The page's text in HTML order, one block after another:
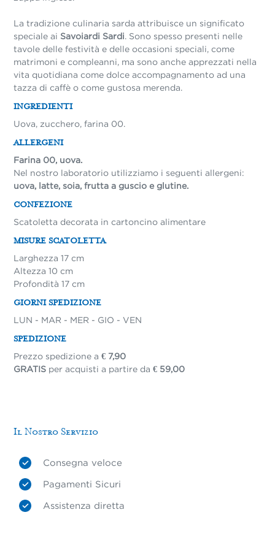
La tradizione culinaria sarda attribuisce un significato
speciale ai Savoiardi Sardi. Sono spesso presenti nelle
tavole delle festività e delle occasioni speciali, come
matrimoni e compleanni, ma sono anche apprezzati nella
vita quotidiana come dolce accompagnamento ad una
tazza di caffè o come gustosa merenda.
INGREDIENTI
Uova, zucchero, farina 00.
ALLERGENI
Farina 00, uova.
Nel nostro laboratorio utilizziamo i seguenti allergeni:
uova, latte, soia, frutta a guscio e glutine.
CONFEZIONE
Scatoletta decorata in cartoncino alimentare
MISURE SCATOLETTA
Larghezza 17 cm
Altezza 10 cm
Profondità 17 cm
GIORNI SPEDIZIONE
LUN - MAR - MER - GIO - VEN
SPEDIZIONE
Prezzo spedizione a € 7,90
GRATIS per acquisti a partire da € 59,00
Il Nostro Servizio
Consegna veloce
Pagamenti Sicuri
Assistenza diretta